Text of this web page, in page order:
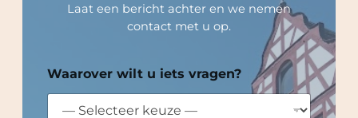
Laat een bericht achter en we nemen
contact met u op.
Waarover wilt u iets vragen?